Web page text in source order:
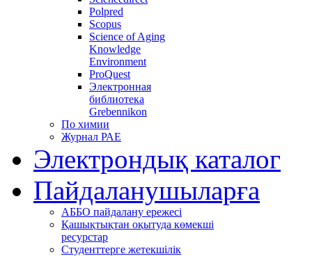
Polpred
Scopus
Science of Aging
Knowledge
Environment
ProQuest
Электронная
библиотека
Grebennikon
По химии
Журнал РАЕ
Электрондық каталог
Пайдаланушыларға
АББО пайдалану ережесі
Қашықтықтан оқытуда көмекші
ресурстар
Студенттерге жетекшілік